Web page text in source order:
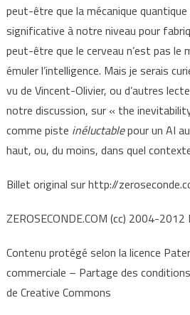
peut-être que la mécanique quantique
significative à notre niveau pour
peut-être que le cerveau n’est pas le
émuler l’intelligence. Mais je serais
vu de Vincent-Olivier, ou d’autres
notre discussion, sur « the
comme piste inéluctablepour un AI
haut, ou, du moins, dans quel
Billet original sur http://
ZEROSECONDE.COM (cc) 2004-
Contenu protégé selon la licence
commerciale – Partage des
de Creative Commons